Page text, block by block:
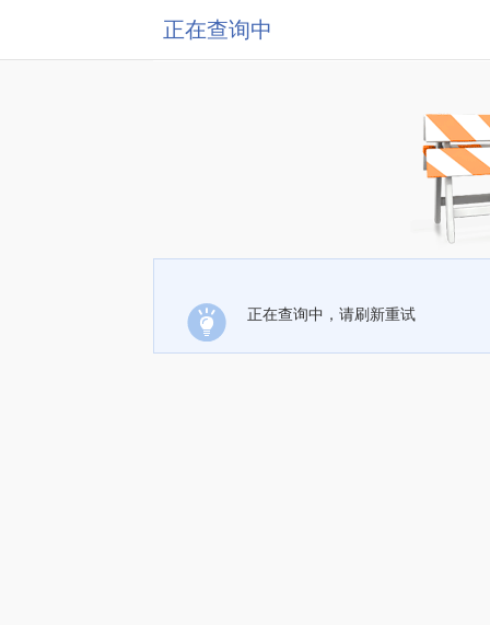
正在查询中
正在查询中，请刷新重试